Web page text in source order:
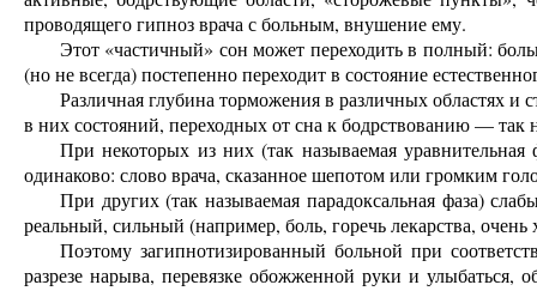
проводящего гипноз врача с больным, внушение ему.
Этот «частичный» сон может переходить в полный:
(но не всегда) постепенно переходит в состояние
Различная глубина торможения в различных областях и
в них состояний, переходных от сна к бодрствованию — так
При некоторых из них (так называемая
одинаково: слово врача, сказанное шепотом или громким
При других (так называемая парадоксальная фаза)
реальный, сильный (например, боль, горечь лекарства, очень
Поэтому загипнотизированный больной при
разрезе нарыва, перевязке обожженной руки и улыбаться,